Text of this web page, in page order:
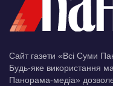
Сайт газети «Всі Суми
Будь-яке використання
Панорама-медіа»